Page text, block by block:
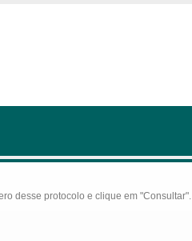
desse protocolo e clique em "Consultar".